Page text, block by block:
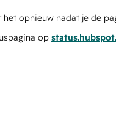
opnieuw nadat je de
op